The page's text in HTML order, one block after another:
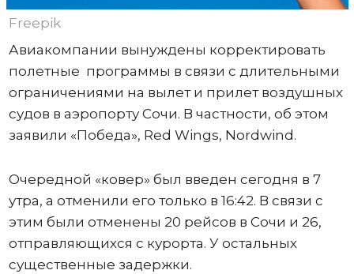
Freepik
Авиакомпании вынуждены корректировать
полетные программы в связи с длительными
ограничениями на вылет и прилет воздушных
судов в аэропорту Сочи. В частности, об этом
заявили «Победа», Red Wings, Nordwind.
Очередной «ковер» был введен сегодня в 7
утра, а отменили его только в 16:42. В связи с
этим были отменены 20 рейсов в Сочи и 26,
отправляющихся с курорта. У остальных
существенные задержки.